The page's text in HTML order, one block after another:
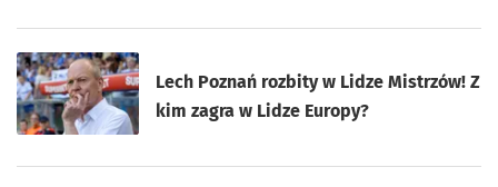
Lech Poznań rozbity w Lidze Mistrzów! Z
kim zagra w Lidze Europy?